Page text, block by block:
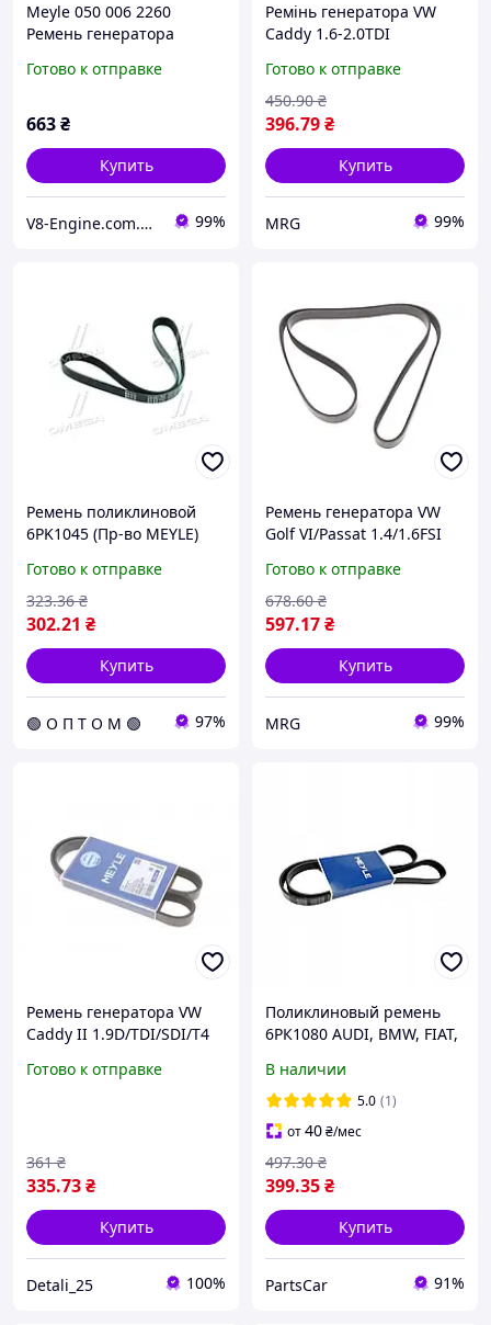
Meyle 050 006 2260
Ремень генератора
Omega A, Senator B,
Готово к отправке
663₴
Купить
V8-Engine.com.ua Авто-расходники 99%
Ремінь генератора VW
Caddy 1.6-2.0TDI
Готово к отправке
396.79₴
450.90 ₴
Купить
MRG 99%
Ремень поликлиновой
6PK1045 (Пр-во MEYLE)
Готово к отправке
302.21 ₴
323.36 ₴
Купить
🟢 О П Т О М 🟢 97%
Ремень генератора VW
Golf VI/Passat 1.4/1.6FSI
Готово к отправке
597.17₴
678.60 ₴
Купить
MRG 99%
Ремень генератора VW
Caddy II 1.9D/TDI/SDI/T4
0500061045 Крос код
Готово к отправке
335.73₴
361 ₴
Купить
Detali_25 100%
Поликлиновый ремень
6РК1080 AUDI, BMW, FIAT,
0500061080 (пр-во MEYLE
Германия)
В наличии
5.0 (1)
от40₴/мес
399.35₴
497.30 ₴
Купить
PartsCar 91%